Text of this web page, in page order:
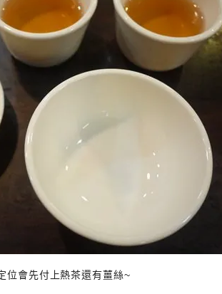
位會先付上熱茶還有薑絲~